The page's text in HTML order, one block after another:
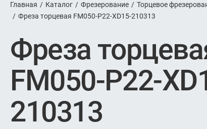
Наша
продукция
Новые разработки
Главная / Каталог / Фрезерование / Торцевое
/ Фреза торцевая FM050-P22-XD15-210313
Фреза
FM050-P22-
210313